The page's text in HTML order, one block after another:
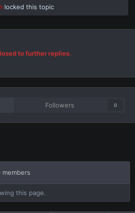
locked this topic
to further replies.
Followers 0
members
this page.